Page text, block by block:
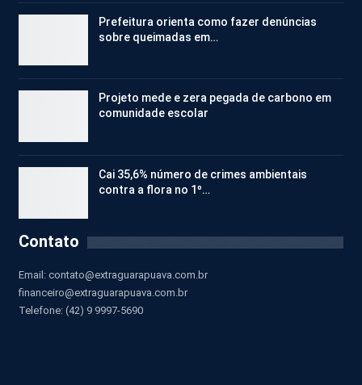
Prefeitura orienta como fazer denúncias
sobre queimadas em…
Projeto mede e zera pegada de carbono em
comunidade escolar
Cai 35,6% número de crimes ambientais
contra a flora no 1º…
Contato
Email: contato@extraguarapuava.com.br
financeiro@extraguarapuava.com.br
Telefone: (42) 9 9997-5690